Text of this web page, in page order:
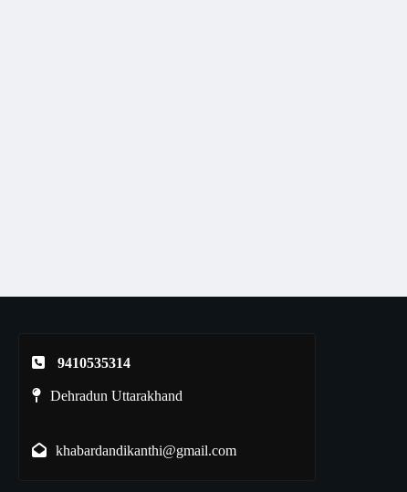
9410535314
Dehradun Uttarakhand
khabardandikanthi@gmail.com